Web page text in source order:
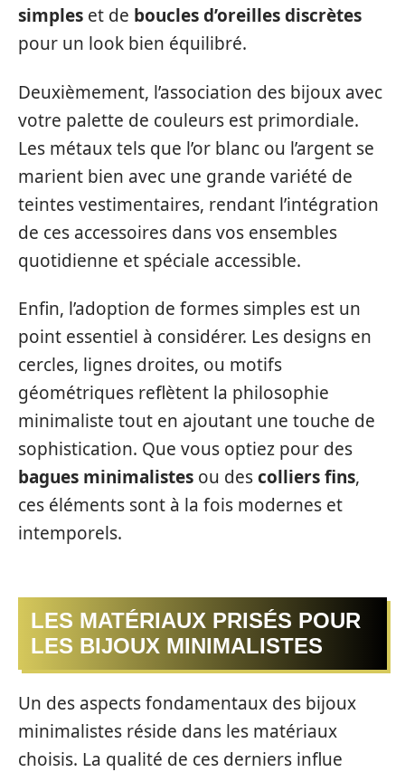
simples et de boucles d’oreilles discrètes
pour un look bien équilibré.
Deuxièmement, l’association des bijoux avec
votre palette de couleurs est primordiale.
Les métaux tels que l’or blanc ou l’argent se
marient bien avec une grande variété de
teintes vestimentaires, rendant l’intégration
de ces accessoires dans vos ensembles
quotidienne et spéciale accessible.
Enfin, l’adoption de formes simples est un
point essentiel à considérer. Les designs en
cercles, lignes droites, ou motifs
géométriques reflètent la philosophie
minimaliste tout en ajoutant une touche de
sophistication. Que vous optiez pour des
bagues minimalistes ou descolliers fins,
ces éléments sont à la fois modernes et
intemporels.
LES MATÉRIAUX PRISÉS POUR
LES BIJOUX MINIMALISTES
Un des aspects fondamentaux des bijoux
minimalistes réside dans les matériaux
choisis. La qualité de ces derniers influe